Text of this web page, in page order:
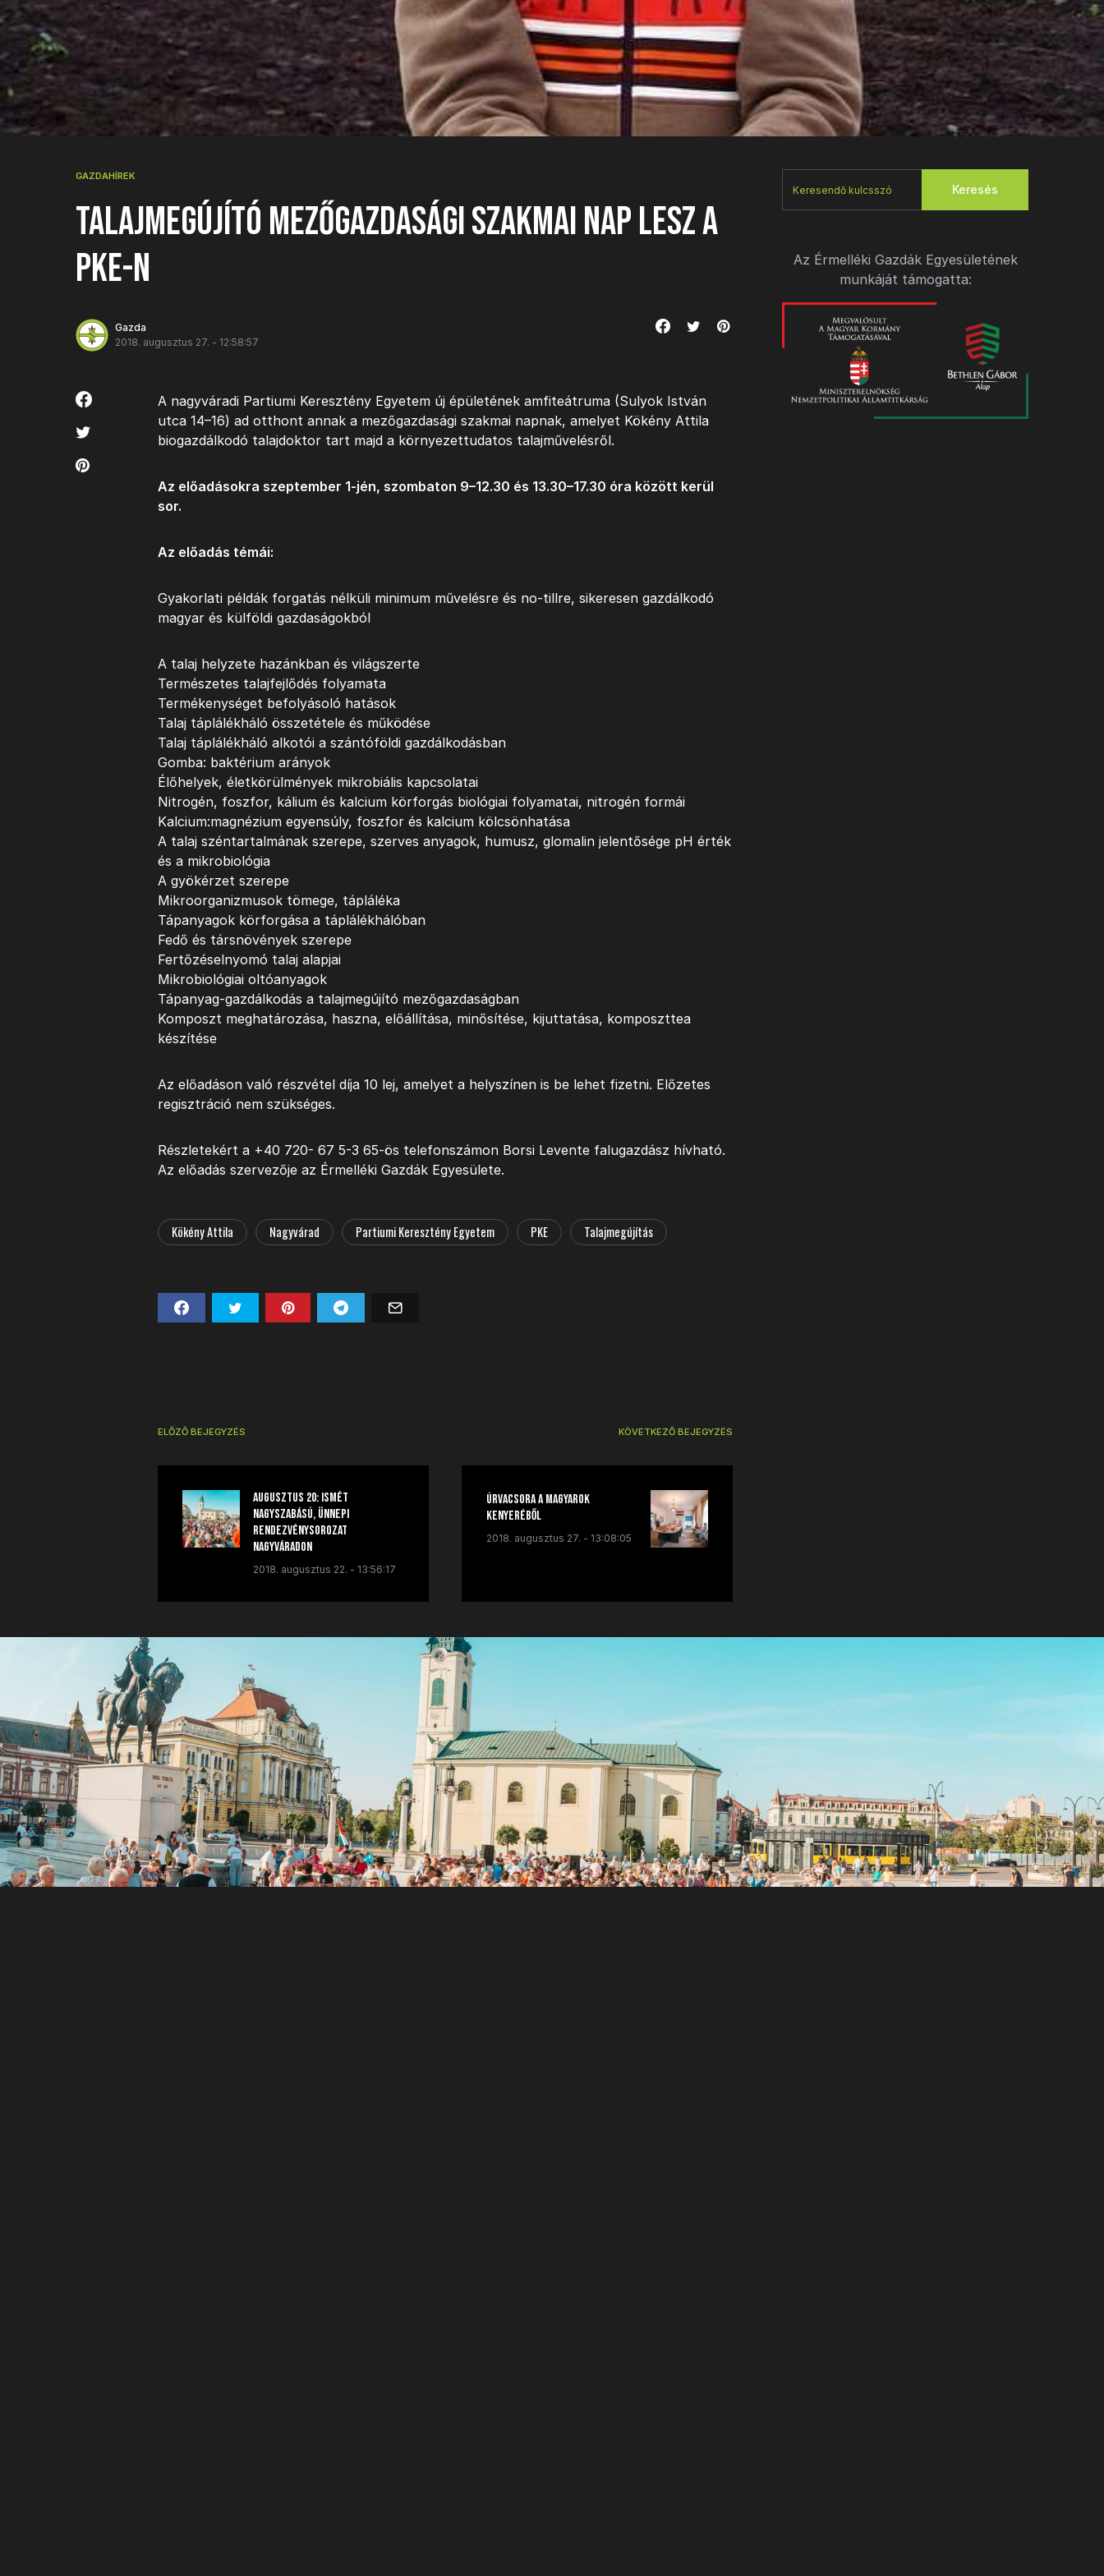
GAZDAHÍREK
Talajmegújító mezőgazdasági szakmai nap lesz a
PKE-n
Gazda
2018. augusztus 27. - 12:58:57
A nagyváradi Partiumi Keresztény Egyetem új épületének amfiteátruma (Sulyok István
utca 14–16) ad otthont annak a mezőgazdasági szakmai napnak, amelyet Kökény Attila
biogazdálkodó talajdoktor tart majd a környezettudatos talajművelésről.
Az előadásokra szeptember 1-jén, szombaton 9–12.30 és 13.30–17.30 óra között kerül
sor.
Az előadás témái:
Gyakorlati példák forgatás nélküli minimum művelésre és no-tillre, sikeresen gazdálkodó
magyar és külföldi gazdaságokból
A talaj helyzete hazánkban és világszerte
Természetes talajfejlődés folyamata
Termékenységet befolyásoló hatások
Talaj táplálékháló összetétele és működése
Talaj táplálékháló alkotói a szántóföldi gazdálkodásban
Gomba: baktérium arányok
Élőhelyek, életkörülmények mikrobiális kapcsolatai
Nitrogén, foszfor, kálium és kalcium körforgás biológiai folyamatai, nitrogén formái
Kalcium:magnézium egyensúly, foszfor és kalcium kölcsönhatása
A talaj széntartalmának szerepe, szerves anyagok, humusz, glomalin jelentősége pH érték
és a mikrobiológia
A gyökérzet szerepe
Mikroorganizmusok tömege, tápláléka
Tápanyagok körforgása a táplálékhálóban
Fedő és társnövények szerepe
Fertőzéselnyomó talaj alapjai
Mikrobiológiai oltóanyagok
Tápanyag-gazdálkodás a talajmegújító mezőgazdaságban
Komposzt meghatározása, haszna, előállítása, minősítése, kijuttatása, komposzttea
készítése
Az előadáson való részvétel díja 10 lej, amelyet a helyszínen is be lehet fizetni. Előzetes
regisztráció nem szükséges.
Részletekért a +40 720- 67 5-3 65-ös telefonszámon Borsi Levente falugazdász hívható.
Az előadás szervezője az Érmelléki Gazdák Egyesülete.
Kökény Attila Nagyvárad Partiumi Keresztény Egyetem PKE Talajmegújítás
ELŐZŐ BEJEGYZÉS
Augusztus 20: Ismét
nagyszabású, ünnepi
rendezvénysorozat
Nagyváradon
2018. augusztus 22. - 13:56:17
KÖVETKEZŐ BEJEGYZÉS
Úrvacsora a Magyarok
Kenyeréből
2018. augusztus 27. - 13:08:05
Keresés
Az Érmelléki Gazdák Egyesületének
munkáját támogatta: